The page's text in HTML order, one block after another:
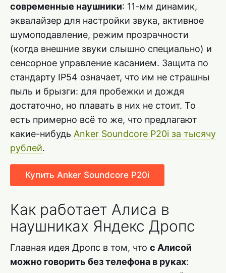
современные наушники: 11-мм динамик,
эквалайзер для настройки звука, активное
шумоподавление, режим прозрачности
(когда внешние звуки слышно специально) и
сенсорное управление касанием. Защита по
стандарту IP54 означает, что им не страшны
пыль и брызги: для пробежки и дождя
достаточно, но плавать в них не стоит. То
есть примерно всё то же, что предлагают
какие-нибудь Anker Soundcore P20i за тысячу
рублей.
Купить Anker Soundcore P20i
Как работает Алиса в
наушниках Яндекс Дропс
Главная идея Дропс в том, что с Алисой
можно говорить без телефона в руках: